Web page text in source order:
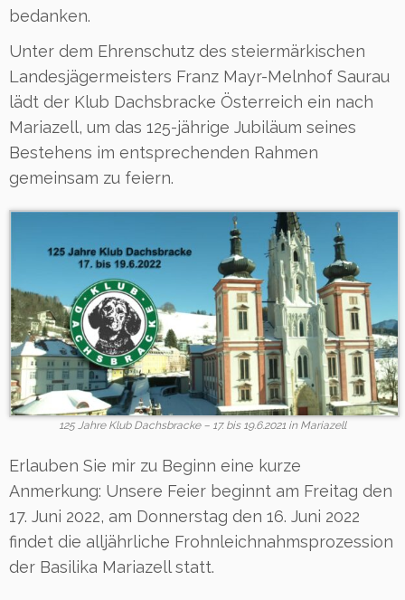
bedanken.
Unter dem Ehrenschutz des steiermärkischen
Landesjägermeisters Franz Mayr-Melnhof Saurau
lädt der Klub Dachsbracke Österreich ein nach
Mariazell, um das 125-jährige Jubiläum seines
Bestehens im entsprechenden Rahmen
gemeinsam zu feiern.
125 Jahre Klub Dachsbracke – 17. bis 19.6.2021 in Mariazell
Erlauben Sie mir zu Beginn eine kurze
Anmerkung: Unsere Feier beginnt am Freitag den
17. Juni 2022, am Donnerstag den 16. Juni 2022
findet die alljährliche Frohnleichnahmsprozession
der Basilika Mariazell statt.